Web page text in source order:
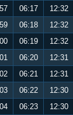
06:17 12:32
06:18 12:32
06:19 12:32
06:20 12:31
06:21 12:31
06:22 12:30
06:23 12:30